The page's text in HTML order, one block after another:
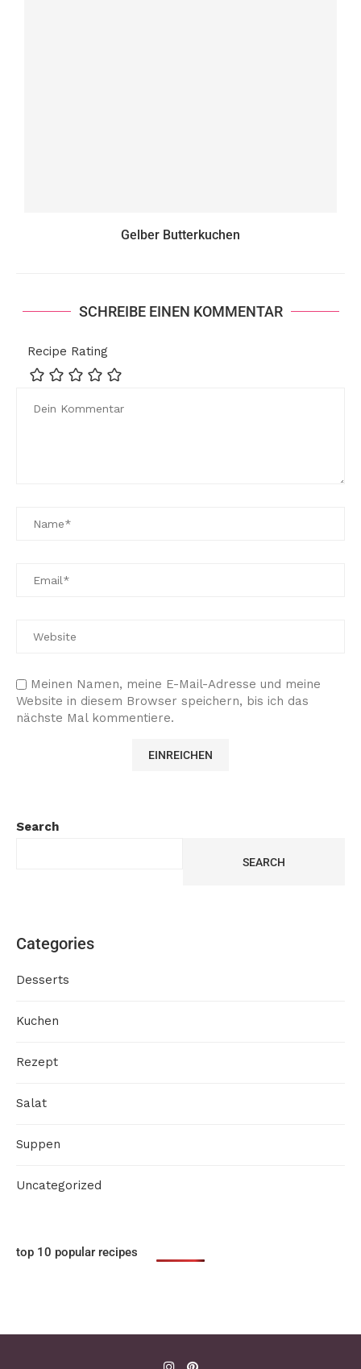
Gelber Butterkuchen
SCHREIBE EINEN KOMMENTAR
Recipe Rating
Meinen Namen, meine E-Mail-Adresse und meine
Website in diesem Browser speichern, bis ich das
nächste Mal kommentiere.
Search
SEARCH
Categories
Desserts
Kuchen
Rezept
Salat
Suppen
Uncategorized
top 10 popular recipes